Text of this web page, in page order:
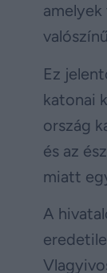
amelyek
Ez
katonai
ország
és az
miatt
A